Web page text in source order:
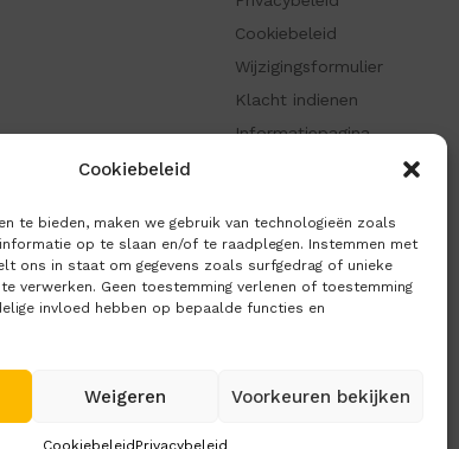
Cookiebeleid
te bieden, maken we gebruik van technologieën zoals
op te slaan en/of te raadplegen. Instemmen met
ons in staat om gegevens zoals surfgedrag of unieke
verwerken. Geen toestemming verlenen of toestemming
invloed hebben op bepaalde functies en
Weigeren Voorkeuren bekijken
Cookiebeleid Privacybeleid
Cookiebeleid
Wijzigingsformulier
Klacht indienen
Informatiepagina